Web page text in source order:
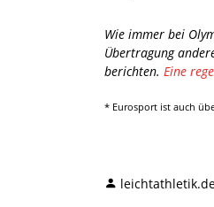
Wie immer bei
Übertragung
berichten. Eine
* Eurosport ist auch